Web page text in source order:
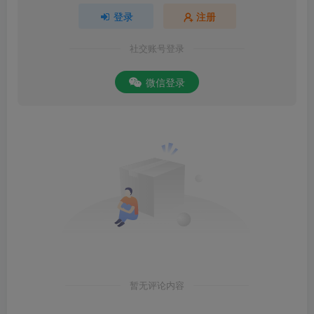
登录 注册
社交账号登录
微信登录
暂无评论内容